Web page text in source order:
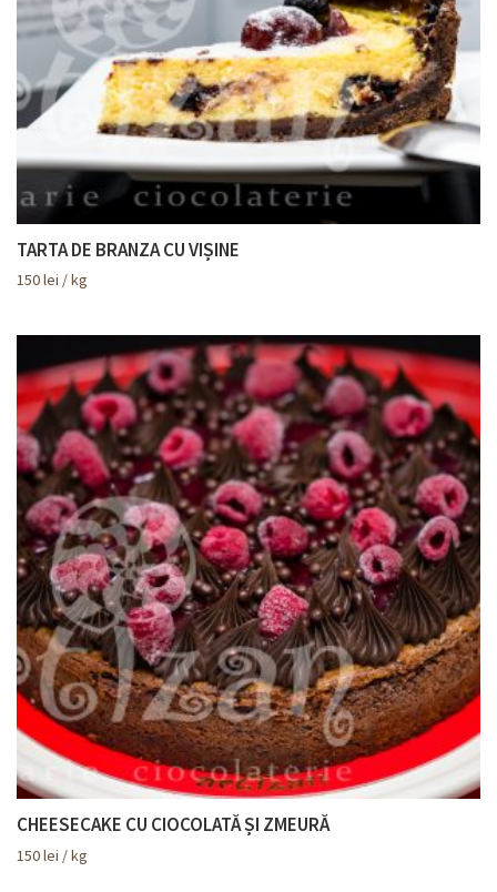
TARTA DE BRANZA CU VIȘINE
150lei / kg
CHEESECAKE CU CIOCOLATĂ ȘI ZMEURĂ
150lei / kg